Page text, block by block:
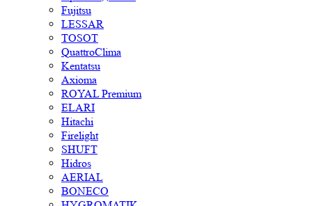
Fujitsu
LESSAR
TOSOT
QuattroClima
Kentatsu
Axioma
ROYAL Premium
ELARI
Hitachi
Firelight
SHUFT
Hidros
AERIAL
BONECO